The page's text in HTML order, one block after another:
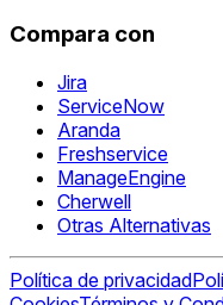
Compara con
Jira
ServiceNow
Aranda
Freshservice
ManageEngine
Cherwell
Otras Alternativas
Política de privacidad